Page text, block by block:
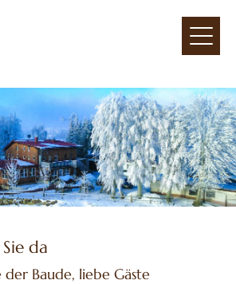
da
der Baude, liebe Gäste